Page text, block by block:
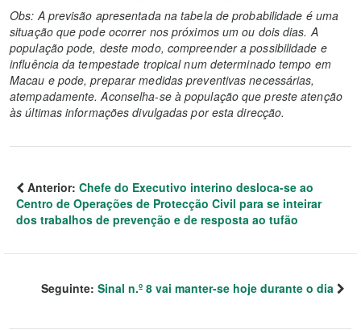
Obs: A previsão apresentada na tabela de probabilidade é uma
situação que pode ocorrer nos próximos um ou dois dias. A
população pode, deste modo, compreender a possibilidade e
influência da tempestade tropical num determinado tempo em
Macau e pode, preparar medidas preventivas necessárias,
atempadamente. Aconselha-se à população que preste atenção
às últimas informações divulgadas por esta direcção.
Anterior: Chefe do Executivo interino desloca-se ao
Centro de Operações de Protecção Civil para se inteirar
dos trabalhos de prevenção e de resposta ao tufão
Seguinte: Sinal n.º 8 vai manter-se hoje durante o dia